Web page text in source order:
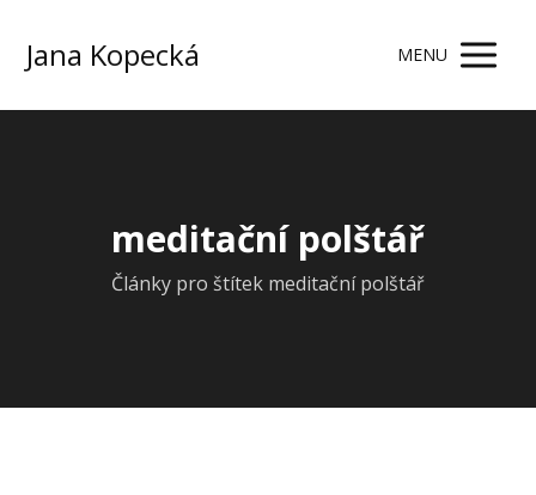
Jana Kopecká MENU
meditační polštář
Články pro štítek meditační polštář